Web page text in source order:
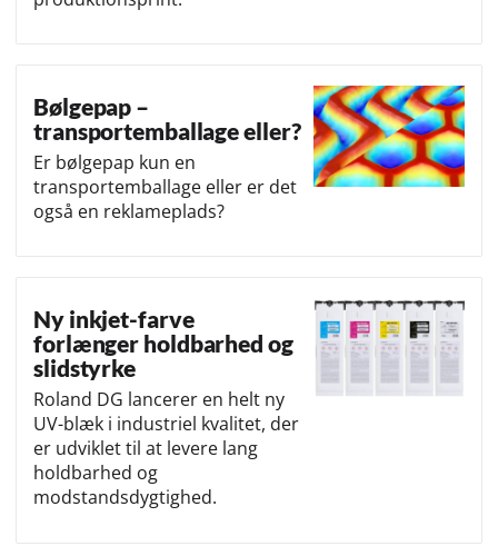
Bølgepap –
transportemballage eller?
Er bølgepap kun en
transportemballage eller er det
også en reklameplads?
Ny inkjet-farve
forlænger holdbarhed og
slidstyrke
Roland DG lancerer en helt ny
UV-blæk i industriel kvalitet, der
er udviklet til at levere lang
holdbarhed og
modstandsdygtighed.